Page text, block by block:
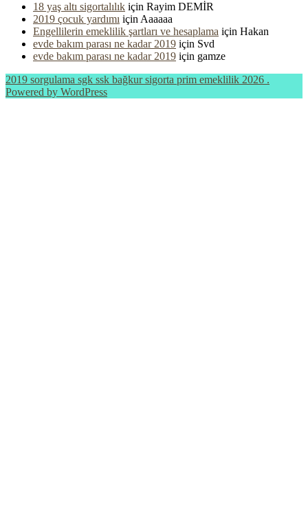
18 yaş altı sigortalılık için Rayim DEMİR
2019 çocuk yardımı için Aaaaaa
Engellilerin emeklilik şartları ve hesaplama için Hakan
evde bakım parası ne kadar 2019 için Svd
evde bakım parası ne kadar 2019 için gamze
2019 sorgulama sgk ssk bağkur sigorta prim emeklilik 2026 .
Powered by WordPress